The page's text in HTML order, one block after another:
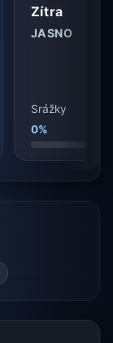
Zítra
JASNO
Srážky
0%